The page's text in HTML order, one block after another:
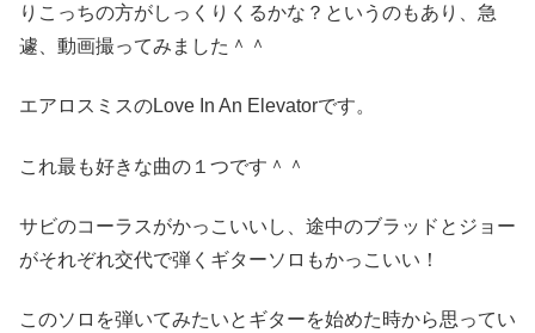
りこっちの方がしっくりくるかな？というのもあり、急
遽、動画撮ってみました＾＾
エアロスミスのLove In An Elevatorです。
これ最も好きな曲の１つです＾＾
サビのコーラスがかっこいいし、途中のブラッドとジョー
がそれぞれ交代で弾くギターソロもかっこいい！
このソロを弾いてみたいとギターを始めた時から思ってい